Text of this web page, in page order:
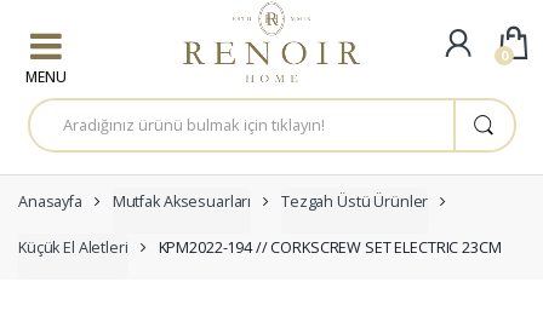
A
r
a
a
:
Anasayfa Mutfak Aksesuarları Tezgah Üstü Ürünler
Küçük El Aletleri KPM2022-194 // CORKSCREW SET ELECTRIC 23CM
0